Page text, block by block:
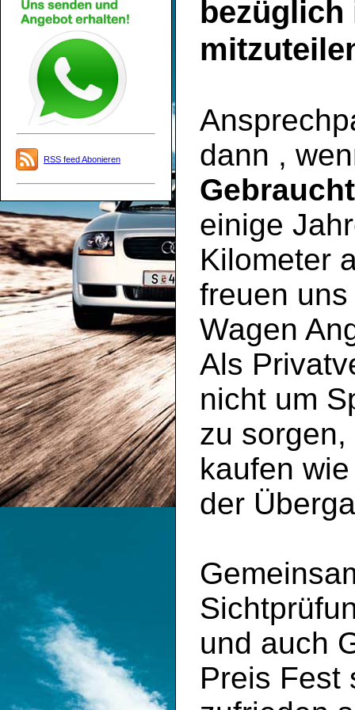
RSS feed Abonieren
dann ,
einige
Kilometer
freuen
Wagen
Als
nicht um
zu
kaufen
der
und auch
Preis Fest